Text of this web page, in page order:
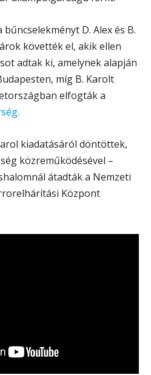
D. Alex és B.
követték el, akik ellen
adtak ki, amelynek alapján
míg B. Karolt
elfogták a
kiadatásáról döntöttek,
közreműködésével –
átadták a Nemzeti
Központ